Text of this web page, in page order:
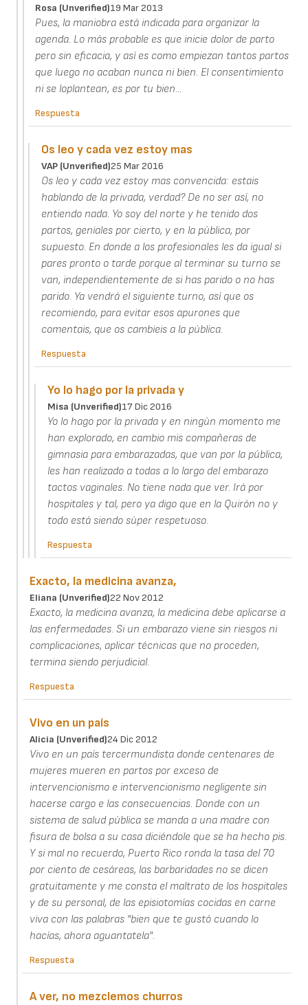
Rosa (unverified)19 Mar 2013
Pues, la maniobra está indicada para organizar la
agenda. Lo más probable es que inicie dolor de parto
pero sin eficacia, y así es como empiezan tantos partos
que luego no acaban nunca ni bien. El consentimiento
ni se loplantean, es por tu bien...
Respuesta
Os leo y cada vez estoy mas
VAP (unverified)25 Mar 2016
Os leo y cada vez estoy mas convencida: estais
hablando de la privada, verdad? De no ser así, no
entiendo nada. Yo soy del norte y he tenido dos
partos, geniales por cierto, y en la pública, por
supuesto. En donde a los profesionales les da igual si
pares pronto o tarde porque al terminar su turno se
van, independientemente de si has parido o no has
parido. Ya vendrá el siguiente turno, así que os
recomiendo, para evitar esos apurones que
comentais, que os cambieis a la pública.
Respuesta
Yo lo hago por la privada y
Misa (unverified)17 Dic 2016
Yo lo hago por la privada y en ningún momento me
han explorado, en cambio mis compañeras de
gimnasia para embarazadas, que van por la pública,
les han realizado a todas a lo largo del embarazo
tactos vaginales. No tiene nada que ver. Irá por
hospitales y tal, pero ya digo que en la Quirón no y
todo está siendo súper respetuoso.
Respuesta
Exacto, la medicina avanza,
Eliana (unverified)22 Nov 2012
Exacto, la medicina avanza, la medicina debe aplicarse a
las enfermedades. Si un embarazo viene sin riesgos ni
complicaciones, aplicar técnicas que no proceden,
termina siendo perjudicial.
Respuesta
Vivo en un país
Alicia (unverified)24 Dic 2012
Vivo en un país tercermundista donde centenares de
mujeres mueren en partos por exceso de
intervencionismo e intervencionismo negligente sin
hacerse cargo e las consecuencias. Donde con un
sistema de salud pública se manda a una madre con
fisura de bolsa a su casa diciéndole que se ha hecho pis.
Y si mal no recuerdo, Puerto Rico ronda la tasa del 70
por ciento de cesáreas, las barbaridades no se dicen
gratuitamente y me consta el maltrato de los hospitales
y de su personal, de las episiotomías cocidas en carne
viva con las palabras "bien que te gustó cuando lo
hacías, ahora aguantatela".
Respuesta
A ver, no mezclemos churros